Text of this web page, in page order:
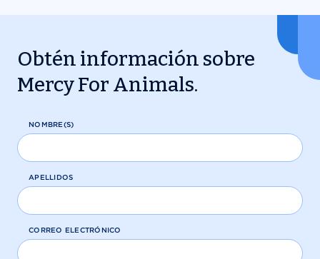
Obtén información sobre
Mercy For Animals.